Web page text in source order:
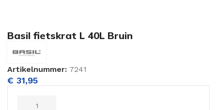
Basil fietskrat L 40L Bruin
Artikelnummer: 7241
€ 31,95